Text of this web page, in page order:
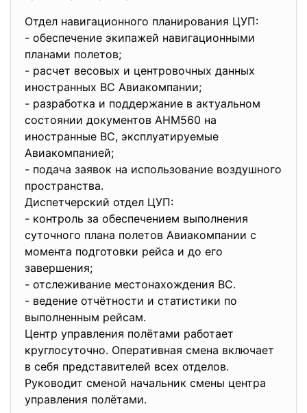
Отдел навигационного планирования ЦУП:
- обеспечение экипажей навигационными
планами полетов;
- расчет весовых и центровочных данных
иностранных ВС Авиакомпании;
- разработка и поддержание в актуальном
состоянии документов АНМ560 на
иностранные ВС, эксплуатируемые
Авиакомпанией;
- подача заявок на использование воздушного
пространства.
Диспетчерский отдел ЦУП:
- контроль за обеспечением выполнения
суточного плана полетов Авиакомпании с
момента подготовки рейса и до его
завершения;
- отслеживание местонахождения ВС.
- ведение отчётности и статистики по
выполненным рейсам.
Центр управления полётами работает
круглосуточно. Оперативная смена включает
в себя представителей всех отделов.
Руководит сменой начальник смены центра
управления полётами.